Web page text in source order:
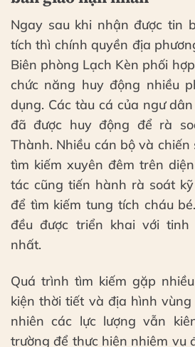
Ngay sau khi nhận được tin
tích thì chính quyền địa
Biên phòng Lạch Kèn phối
chức năng huy động nhiều
dụng. Các tàu cá của ngư
đã được huy động để rà
Thành. Nhiều cán bộ và chiến
tìm kiếm xuyên đêm trên
tác cũng tiến hành rà soát
để tìm kiếm tung tích cháu
đều được triển khai với
nhất.
Quá trình tìm kiếm gặp
kiện thời tiết và địa hình
nhiên các lực lượng vẫn
trường để thực hiện nhiệm vụ